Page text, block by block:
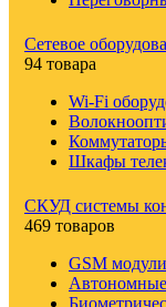
Сетевое
94 товара
Wi-Fi
Шкафы
СКУД системы
469 товаров
GSM